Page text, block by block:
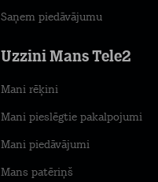
Saņem piedāvājumu
Uzzini Mans Tele2
Mani rēķini
Mani pieslēgtie pakalpojumi
Mani piedāvājumi
Mans patēriņš